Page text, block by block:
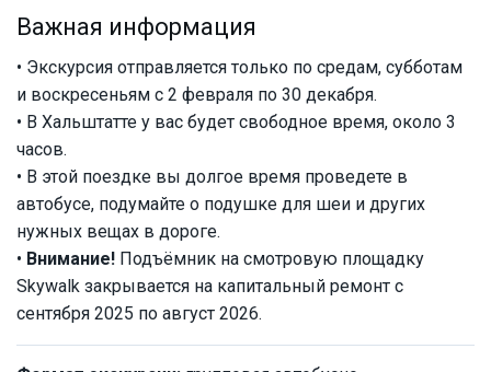
Важная информация
• Экскурсия отправляется только по средам, субботам
и воскресеньям с 2 февраля по 30 декабря.
• В Хальштатте у вас будет свободное время, около 3
часов.
• В этой поездке вы долгое время проведете в
автобусе, подумайте о подушке для шеи и других
нужных вещах в дороге.
• Внимание! Подъёмник на смотровую площадку
Skywalk закрывается на капитальный ремонт с
сентября 2025 по август 2026.